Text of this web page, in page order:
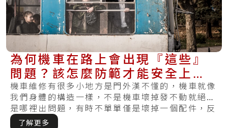
為何機車在路上會出現『這些』
問題？該怎麼防範才能安全上
路？
機車維修有很多小地方是門外漢不懂的，機車就像
我們身體的構造一樣，不是機車壞掉發不動就絕對
是哪裡出問題，有時不單單僅是壞掉一個配件，反
而需.....
了解更多